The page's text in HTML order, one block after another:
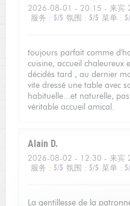
2026-08-01 - 20:15 - 来宾
服务 : 5/5 氛围 : 5/5 菜单 : 5
toujours parfait comme
cuisine, accueil chaleureux
décidés tard , au dernier
vite dressé une table avec
habituelle...et naturelle,
véritable accueil amical.
Alain D
2026-08-02 - 12:30 - 来宾
服务 : 5/5 氛围 : 5/5 菜单 : 5
La gentillesse de la